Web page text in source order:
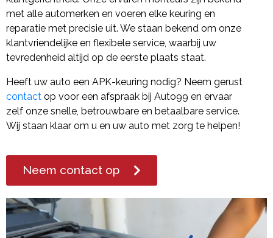
met alle automerken en voeren elke keuring en
reparatie met precisie uit. We staan bekend om onze
klantvriendelijke en flexibele service, waarbij uw
tevredenheid altijd op de eerste plaats staat.
Heeft uw auto een APK-keuring nodig? Neem gerust
contact op voor een afspraak bij Auto99 en ervaar
zelf onze snelle, betrouwbare en betaalbare service.
Wij staan klaar om u en uw auto met zorg te helpen!
Neem contact op